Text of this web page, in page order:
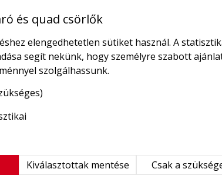
a csörlőhöz, itt tudja megrendelni.
és quad csörlők
elengedhetetlen sütiket használ. A
segít nekünk, hogy személyre szabott
szolgálhassunk.
Kiválasztottak mentése
Csak a